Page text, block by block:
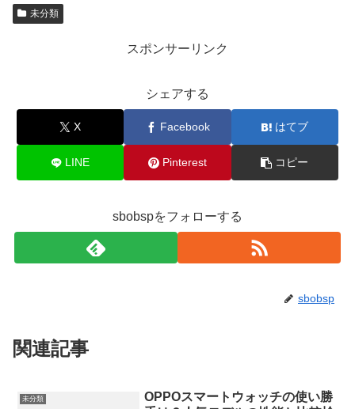
未分類
スポンサーリンク
シェアする
X Facebook はてブ
LINE Pinterest コピー
sbobspをフォローする
sbobsp
関連記事
未分類
OPPOスマートウォッチの使い勝